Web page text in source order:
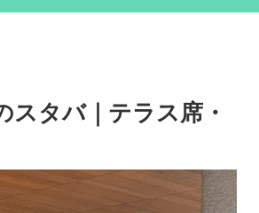
タバ｜テラス席・